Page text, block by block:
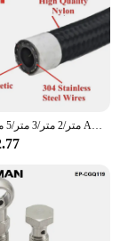
performance
performance and
Male to 5/16"
with the
and suppliers
and reliably in any
1 متر/2 متر/3 متر/5 متر/6 متر AN4 AN6 AN8 AN10 خرطوم وقود السيارة النفط الغاز برودة خرطوم خط الأنابيب أنبوب النايلون الفولاذ المقاوم للصدأ مضفر داخل CPE المطاط